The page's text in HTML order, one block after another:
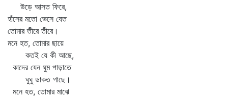
উড়ে আসত ফিরে,
হাঁসের মতো ভেসে যেত
তোমার তীরে তীরে।
মনে হত, তোমার ছায়ে
কতই যে কী আছে,
কাদের যেন ঘুম পাড়াতে
ঘুঘু ডাকত গাছে।
মনে হত, তোমার মাঝে